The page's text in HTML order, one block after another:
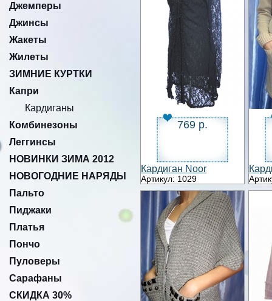
Джемперы
Джинсы
Жакеты
Жилеты
ЗИМНИЕ КУРТКИ
Капри
Кардиганы
Комбинезоны
Леггинсы
НОВИНКИ ЗИМА 2012
НОВОГОДНИЕ НАРЯДЫ
Пальто
Пиджаки
Платья
Пончо
Пуловеры
Сарафаны
СКИДКА 30%
769 р.
Кардиган Noor
Артикул: 1029